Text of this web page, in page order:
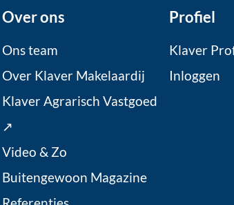
Over ons
Ons team
Over Klaver Makelaardij
Klaver Agrarisch Vastgoed
↗
Video & Zo
Buitengewoon Magazine
Profiel
Klaver
Inloggen